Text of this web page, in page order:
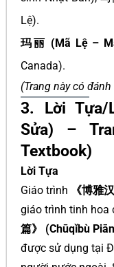
Lệ).
玛丽 (Mã Lệ –
Canada).
(Trang này có
3. Lời Tựa/
Sửa) –
Textbook)
Lời Tựa
Giáo trình
《博雅
giáo trình tinh hoa
篇》 (Chūqǐbù
được sử dụng tại